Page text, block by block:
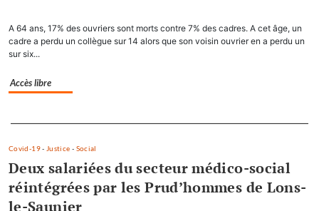
A 64 ans, 17% des ouvriers sont morts contre 7% des cadres. A cet âge, un
cadre a perdu un collègue sur 14 alors que son voisin ouvrier en a perdu un
sur six...
Accès libre
Covid-19- Justice - Social
Deux salariées du secteur médico-social
réintégrées par les Prud’hommes de Lons-
le-Saunier